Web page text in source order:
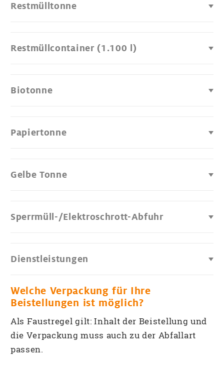
Restmülltonne
Restmüllcontainer (1.100 l)
Biotonne
Papiertonne
Gelbe Tonne
Sperrmüll-/Elektroschrott-Abfuhr
Dienstleistungen
Welche Verpackung für Ihre
Beistellungen ist möglich?
Als Faustregel gilt: Inhalt der Beistellung und
die Verpackung muss auch zu der Abfallart
passen.